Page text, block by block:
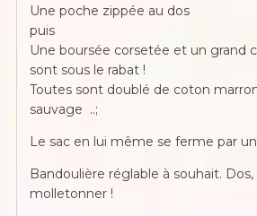
Une poche zippée au dos
puis
Une boursée corsetée et un grand
sont sous le rabat !
Toutes sont doublé de coton
sauvage ..;
Le sac en lui même se ferme par
Bandoulière réglable à souhait.
molletonner !